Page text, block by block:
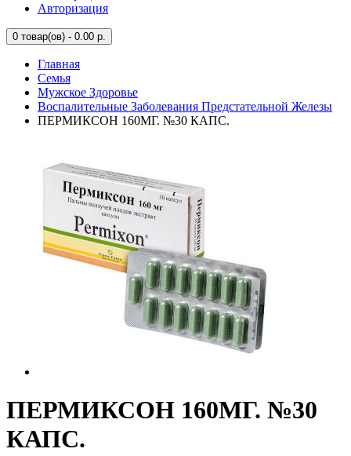
Авторизация
0 товар(ов) - 0.00 р.
Главная
Семья
Мужское Здоровье
Воспалительные Заболевания Предстательной Железы
ПЕРМИКСОН 160МГ. №30 КАПС.
ПЕРМИКСОН 160МГ. №30
КАПС.